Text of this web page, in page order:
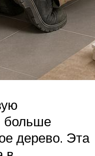
больше
дерево. Эта